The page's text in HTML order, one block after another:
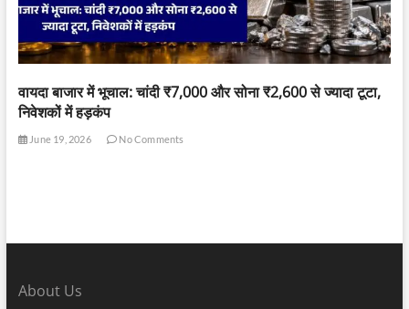
वायदा बाजार में भूचाल: चांदी ₹7,000 और सोना ₹2,600 से ज्यादा टूटा,
निवेशकों में हड़कंप
June 19, 2026 No Comments
About Us